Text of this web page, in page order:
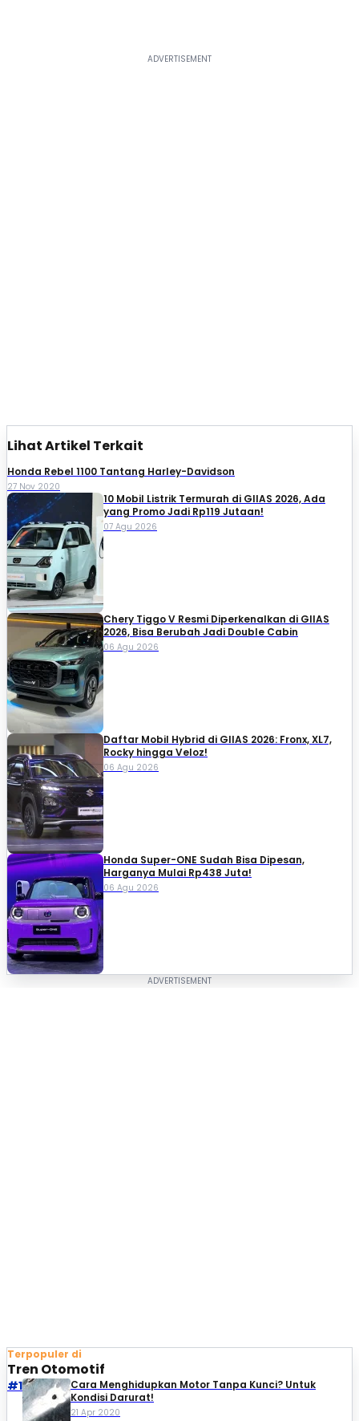
Lihat Artikel Terkait
Honda Rebel 1100 Tantang Harley-Davidson
27 Nov 2020
10 Mobil Listrik Termurah di GIIAS 2026, Ada
yang Promo Jadi Rp119 Jutaan!
07 Agu 2026
Chery Tiggo V Resmi Diperkenalkan di GIIAS
2026, Bisa Berubah Jadi Double Cabin
06 Agu 2026
Daftar Mobil Hybrid di GIIAS 2026: Fronx, XL7,
Rocky hingga Veloz!
06 Agu 2026
Honda Super-ONE Sudah Bisa Dipesan,
Harganya Mulai Rp438 Juta!
06 Agu 2026
Terpopuler di
Tren Otomotif
#1
Cara Menghidupkan Motor Tanpa Kunci? Untuk
Kondisi Darurat!
21 Apr 2020